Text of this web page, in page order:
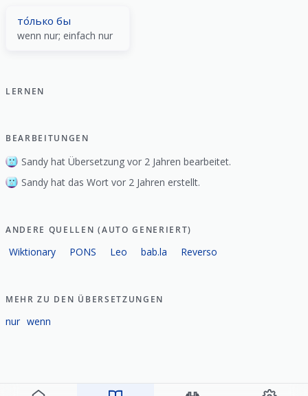
то́лько бы
wenn nur; einfach nur
LERNEN
BEARBEITUNGEN
Sandy hat Übersetzung vor 2 Jahren bearbeitet.
Sandy hat das Wort vor 2 Jahren erstellt.
ANDERE QUELLEN (AUTO GENERIERT)
Wiktionary PONS Leo bab.la Reverso
MEHR ZU DEN ÜBERSETZUNGEN
nur wenn